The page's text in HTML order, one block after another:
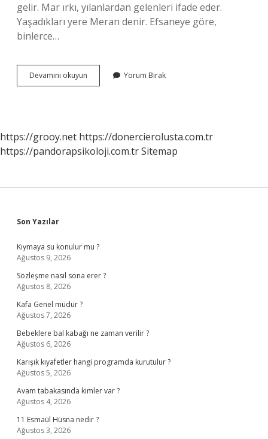
gelir. Mar ırkı, yılanlardan gelenleri ifade eder.
Yaşadıkları yere Meran denir. Efsaneye göre,
binlerce…
Devamını okuyun
In
Yorum Bırak
https://grooy.net https://donercierolusta.com.tr
https://pandorapsikoloji.com.trSitemap
Sidebar
Son Yazılar
Kıymaya su konulur mu ?
Ağustos 9, 2026
Sözleşme nasıl sona erer ?
Ağustos 8, 2026
Kafa Genel müdür ?
Ağustos 7, 2026
Bebeklere bal kabağı ne zaman verilir ?
Ağustos 6, 2026
Karışık kıyafetler hangi programda kurutulur ?
Ağustos 5, 2026
Avam tabakasında kimler var ?
Ağustos 4, 2026
11 Esmaül Hüsna nedir ?
Ağustos 3, 2026